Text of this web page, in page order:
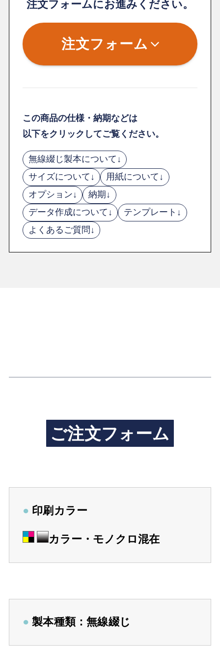
注文フォームにお進みください。
注文フォーム
この商品の仕様・納期などは
以下をクリックしてご覧ください。
無線綴じ製本について↓
サイズについて↓
用紙について↓
オプション↓
納期↓
データ作成について↓
テンプレート↓
よくあるご質問↓
ご注文フォーム
● 印刷カラー
カラー・モノクロ混在
● 製本種類：無線綴じ